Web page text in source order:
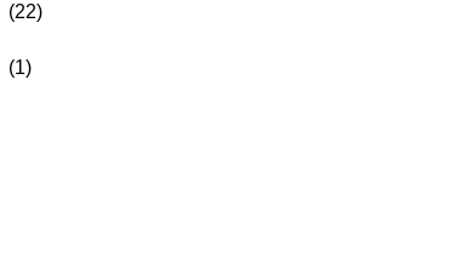
(22)
(1)